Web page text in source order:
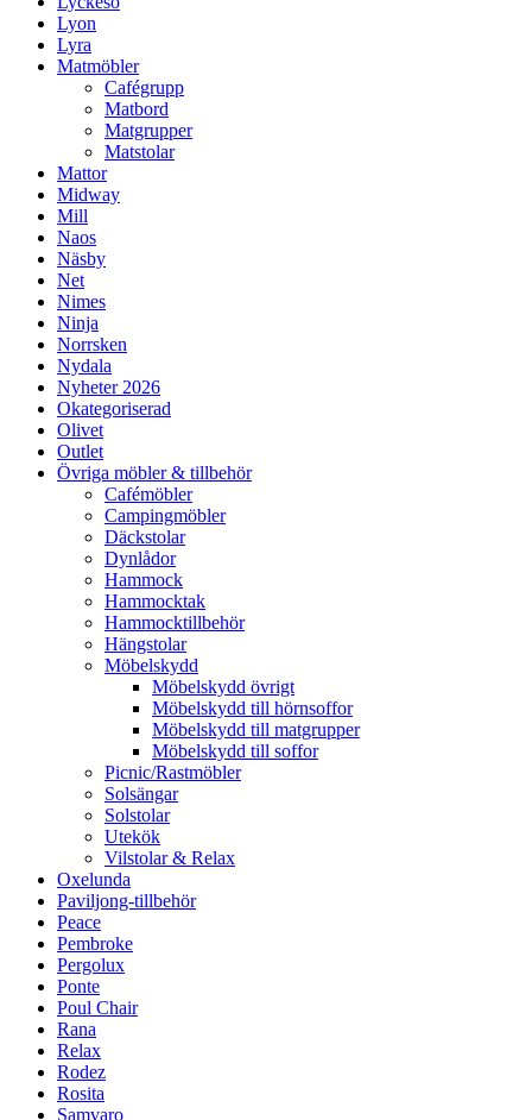
Lyon
Lyra
Matmöbler
Cafégrupp
Matbord
Matgrupper
Matstolar
Mattor
Midway
Mill
Naos
Näsby
Net
Nimes
Ninja
Norrsken
Nydala
Nyheter 2026
Okategoriserad
Olivet
Outlet
Övriga möbler & tillbehör
Cafémöbler
Campingmöbler
Däckstolar
Dynlådor
Hammock
Hammocktak
Hammocktillbehör
Hängstolar
Möbelskydd
Möbelskydd övrigt
Möbelskydd till hörnsoffor
Möbelskydd till matgrupper
Möbelskydd till soffor
Picnic/Rastmöbler
Solsängar
Solstolar
Utekök
Vilstolar & Relax
Oxelunda
Paviljong-tillbehör
Peace
Pembroke
Pergolux
Ponte
Poul Chair
Rana
Relax
Rodez
Rosita
Samvaro